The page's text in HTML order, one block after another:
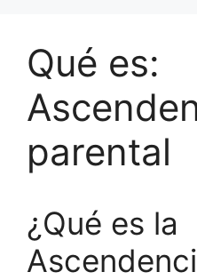
Qué es:
parental
¿Qué es la